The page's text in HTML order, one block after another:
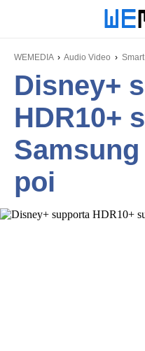
WEMEDIA Audio Video
Disney+
HDR10+
poi